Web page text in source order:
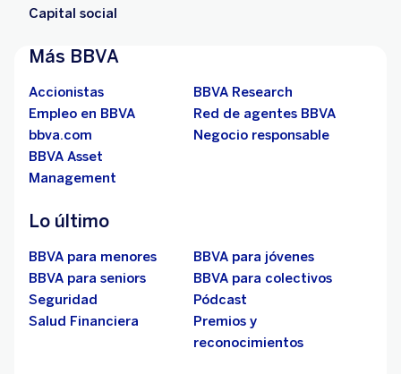
Capital social
Más BBVA
Accionistas
BBVA Research
Empleo en BBVA
Red de agentes BBVA
bbva.com
Negocio responsable
BBVA Asset
Management
Lo último
BBVA para menores
BBVA para jóvenes
BBVA para seniors
BBVA para colectivos
Seguridad
Pódcast
Salud Financiera
Premios y
reconocimientos